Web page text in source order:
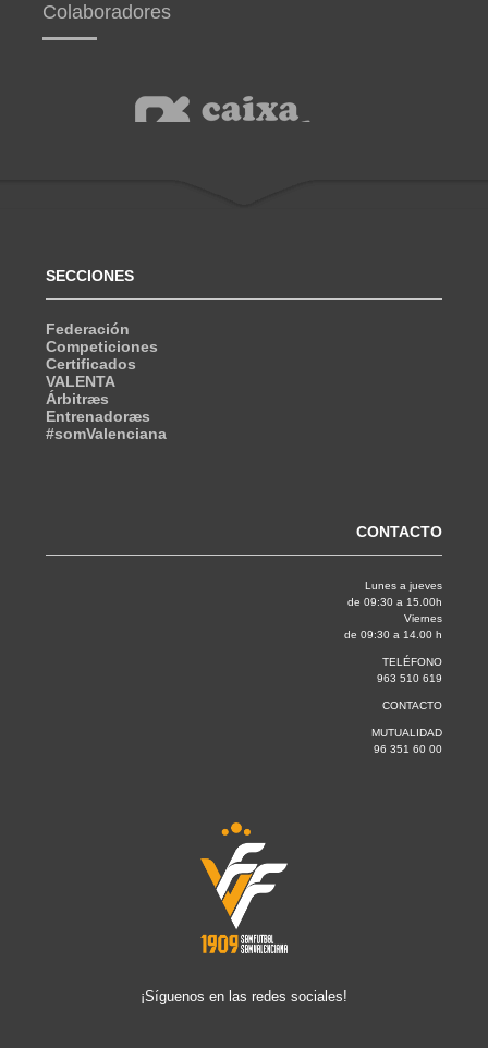
Colaboradores
SECCIONES
Federación
Competiciones
Certificados
VALENTA
Árbitræs
Entrenadoræs
#somValenciana
CONTACTO
Lunes a jueves
de 09:30 a 15.00h
Viernes
de 09:30 a 14.00 h
TELÉFONO
963 510 619
CONTACTO
MUTUALIDAD
96 351 60 00
¡Síguenos en las redes sociales!